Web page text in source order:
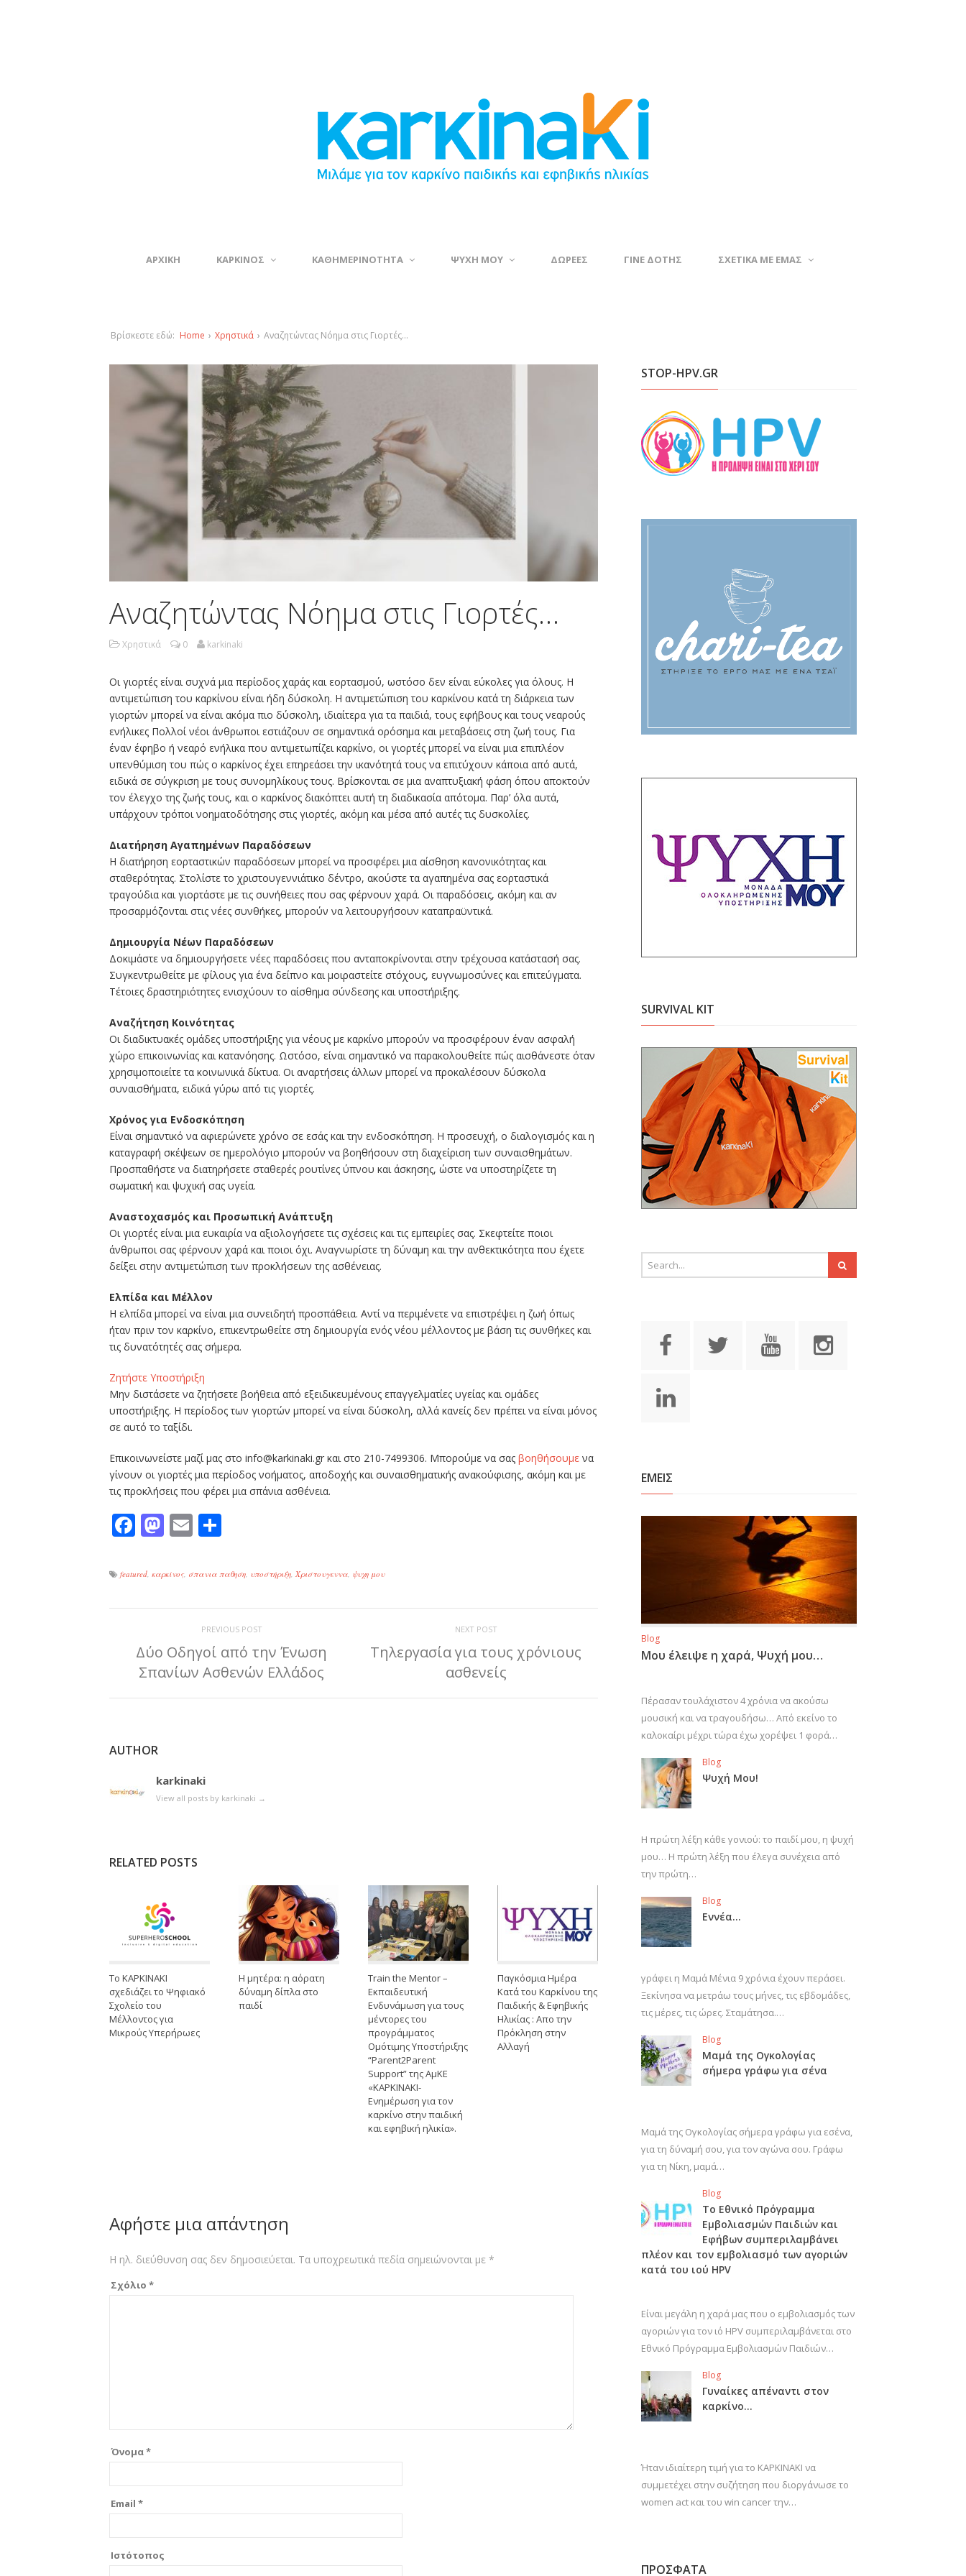
ΑΡΧΙΚΗ ΚΑΡΚΙΝΟΣ ΚΑΘΗΜΕΡΙΝΟΤΗΤΑ ΨΥΧΗ ΜΟΥ ΔΩΡΕΕΣ ΓΙΝΕ ΔΟΤΗΣ ΣΧΕΤΙΚΑ ΜΕ ΕΜΑΣ
Βρίσκεστε εδώ: Home › Χρηστικά › Αναζητώντας Νόημα στις Γιορτές…
Αναζητώντας Νόημα στις Γιορτές…
Χρηστικά 0 karkinaki
Οι γιορτές είναι συχνά μια περίοδος χαράς και εορτασμού, ωστόσο δεν είναι εύκολες για όλους. Η
αντιμετώπιση του καρκίνου είναι ήδη δύσκολη. Η αντιμετώπιση του καρκίνου κατά τη διάρκεια των
γιορτών μπορεί να είναι ακόμα πιο δύσκολη, ιδιαίτερα για τα παιδιά, τους εφήβους και τους νεαρούς
ενήλικες Πολλοί νέοι άνθρωποι εστιάζουν σε σημαντικά ορόσημα και μεταβάσεις στη ζωή τους. Για
έναν έφηβο ή νεαρό ενήλικα που αντιμετωπίζει καρκίνο, οι γιορτές μπορεί να είναι μια επιπλέον
υπενθύμιση του πώς ο καρκίνος έχει επηρεάσει την ικανότητά τους να επιτύχουν κάποια από αυτά,
ειδικά σε σύγκριση με τους συνομηλίκους τους. Βρίσκονται σε μια αναπτυξιακή φάση όπου αποκτούν
τον έλεγχο της ζωής τους, και ο καρκίνος διακόπτει αυτή τη διαδικασία απότομα. Παρ’ όλα αυτά,
υπάρχουν τρόποι νoηματοδότησης στις γιορτές, ακόμη και μέσα από αυτές τις δυσκολίες.
Διατήρηση Αγαπημένων Παραδόσεων
Η διατήρηση εορταστικών παραδόσεων μπορεί να προσφέρει μια αίσθηση κανονικότητας και
σταθερότητας. Στολίστε το χριστουγεννιάτικο δέντρο, ακούστε τα αγαπημένα σας εορταστικά
τραγούδια και γιορτάστε με τις συνήθειες που σας φέρνουν χαρά. Οι παραδόσεις, ακόμη και αν
προσαρμόζονται στις νέες συνθήκες, μπορούν να λειτουργήσουν καταπραϋντικά.
Δημιουργία Νέων Παραδόσεων
Δοκιμάστε να δημιουργήσετε νέες παραδόσεις που ανταποκρίνονται στην τρέχουσα κατάστασή σας.
Συγκεντρωθείτε με φίλους για ένα δείπνο και μοιραστείτε στόχους, ευγνωμοσύνες και επιτεύγματα.
Τέτοιες δραστηριότητες ενισχύουν το αίσθημα σύνδεσης και υποστήριξης.
Αναζήτηση Κοινότητας
Οι διαδικτυακές ομάδες υποστήριξης για νέους με καρκίνο μπορούν να προσφέρουν έναν ασφαλή
χώρο επικοινωνίας και κατανόησης. Ωστόσο, είναι σημαντικό να παρακολουθείτε πώς αισθάνεστε όταν
χρησιμοποιείτε τα κοινωνικά δίκτυα. Οι αναρτήσεις άλλων μπορεί να προκαλέσουν δύσκολα
συναισθήματα, ειδικά γύρω από τις γιορτές.
Χρόνος για Ενδοσκόπηση
Είναι σημαντικό να αφιερώνετε χρόνο σε εσάς και την ενδοσκόπηση. Η προσευχή, ο διαλογισμός και η
καταγραφή σκέψεων σε ημερολόγιο μπορούν να βοηθήσουν στη διαχείριση των συναισθημάτων.
Προσπαθήστε να διατηρήσετε σταθερές ρουτίνες ύπνου και άσκησης, ώστε να υποστηρίζετε τη
σωματική και ψυχική σας υγεία.
Αναστοχασμός και Προσωπική Ανάπτυξη
Οι γιορτές είναι μια ευκαιρία να αξιολογήσετε τις σχέσεις και τις εμπειρίες σας. Σκεφτείτε ποιοι
άνθρωποι σας φέρνουν χαρά και ποιοι όχι. Αναγνωρίστε τη δύναμη και την ανθεκτικότητα που έχετε
δείξει στην αντιμετώπιση των προκλήσεων της ασθένειας.
Ελπίδα και Μέλλον
Η ελπίδα μπορεί να είναι μια συνειδητή προσπάθεια. Αντί να περιμένετε να επιστρέψει η ζωή όπως
ήταν πριν τον καρκίνο, επικεντρωθείτε στη δημιουργία ενός νέου μέλλοντος με βάση τις συνθήκες και
τις δυνατότητές σας σήμερα.
Ζητήστε Υποστήριξη
Μην διστάσετε να ζητήσετε βοήθεια από εξειδικευμένους επαγγελματίες υγείας και ομάδες
υποστήριξης. Η περίοδος των γιορτών μπορεί να είναι δύσκολη, αλλά κανείς δεν πρέπει να είναι μόνος
σε αυτό το ταξίδι.
Επικοινωνείστε μαζί μας στο info@karkinaki.gr και στο 210-7499306. Μπορούμε να σας βοηθήσουμε να
γίνουν οι γιορτές μια περίοδος νοήματος, αποδοχής και συναισθηματικής ανακούφισης, ακόμη και με
τις προκλήσεις που φέρει μια σπάνια ασθένεια.
Facebook
Mastodon
Email
featured, καρκίνος, σπανια παθηση, υποστήριξη, Χριστουγεννα, ψυχη μου
PREVIOUS POST
Δύο Οδηγοί από την Ένωση
Σπανίων Ασθενών Ελλάδος
NEXT POST
Τηλεργασία για τους χρόνιους
ασθενείς
AUTHOR
karkinaki
View all posts by karkinaki →
RELATED POSTS
Το ΚΑΡΚΙΝΑΚΙ
σχεδιάζει το Ψηφιακό
Σχολείο του
Μέλλοντος για
Μικρούς Υπερήρωες
Η μητέρα: η αόρατη
δύναμη δίπλα στο
παιδί
Train the Mentor –
Εκπαιδευτική
Ενδυνάμωση για τους
μέντορες του
προγράμματος
Ομότιμης Υποστήριξης
“Parent2Parent
Support” της ΑμΚΕ
«ΚΑΡΚΙΝΑΚΙ-
Ενημέρωση για τον
καρκίνο στην παιδική
και εφηβική ηλικία».
Παγκόσμια Ημέρα
Κατά του Καρκίνου της
Παιδικής & Εφηβικής
Ηλικίας : Απο την
Πρόκληση στην
Αλλαγή
Αφήστε μια απάντηση
Η ηλ. διεύθυνση σας δεν δημοσιεύεται. Τα υποχρεωτικά πεδία σημειώνονται με *
Σχόλιο *
Όνομα*
Email *
Ιστότοπος
STOP-HPV.GR
SURVIVAL KIT
ΕΜΕΙΣ
Blog
Μου έλειψε η χαρά, Ψυχή μου…
Πέρασαν τουλάχιστον 4 χρόνια να ακούσω
μουσική και να τραγουδήσω… Από εκείνο το
καλοκαίρι μέχρι τώρα έχω χορέψει 1 φορά…
Blog
Ψυχή Μου!
Η πρώτη λέξη κάθε γονιού: το παιδί μου, η ψυχή
μου… Η πρώτη λέξη που έλεγα συνέχεια από
την πρώτη…
Blog
Εννέα…
γράφει η Μαμά Μένια 9 χρόνια έχουν περάσει.
Ξεκίνησα να μετράω τους μήνες, τις εβδομάδες,
τις μέρες, τις ώρες. Σταμάτησα.…
Blog
Μαμά της Ογκολογίας
σήμερα γράφω για σένα
Μαμά της Ογκολογίας σήμερα γράφω για εσένα,
για τη δύναμή σου, για τον αγώνα σου. Γράφω
για τη Νίκη, μαμά…
Blog
Το Εθνικό Πρόγραμμα
Εμβολιασμών Παιδιών και
Εφήβων συμπεριλαμβάνει
πλέον και τον εμβολιασμό των αγοριών
κατά του ιού HPV
Είναι μεγάλη η χαρά μας που ο εμβολιασμός των
αγοριών για τον ιό HPV συμπεριλαμβάνεται στο
Εθνικό Πρόγραμμα Εμβολιασμών Παιδιών…
Blog
Γυναίκες απέναντι στον
καρκίνο…
Ήταν ιδιαίτερη τιμή για το ΚΑΡΚΙΝΑΚΙ να
συμμετέχει στην συζήτηση που διοργάνωσε το
women act και του win cancer την…
ΠΡΟΣΦΑΤΑ